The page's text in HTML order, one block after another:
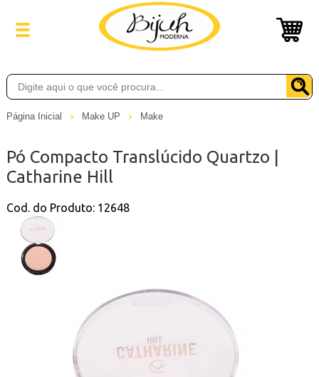
Página Inicial Make UP Make
Pó Compacto Translúcido Quartzo |
Catharine Hill
Cod. do Produto: 12648